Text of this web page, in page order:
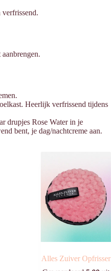
Heerlijk verfrissend tijdens
drupjes Rose Water in je
bent, je dag/nachtcreme aan.
Alles Zuiver Opfrisser